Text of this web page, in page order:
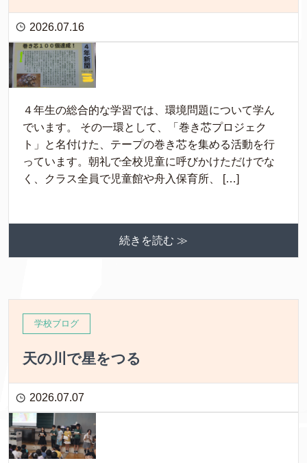
2026.07.16
４年生の総合的な学習では、環境問題について学ん
でいます。 その一環として、「巻き芯プロジェク
ト」と名付けた、テープの巻き芯を集める活動を行
っています。朝礼で全校児童に呼びかけただけでな
く、クラス全員で児童館や舟入保育所、 […]
続きを読む ≫
学校ブログ
天の川で星をつる
2026.07.07